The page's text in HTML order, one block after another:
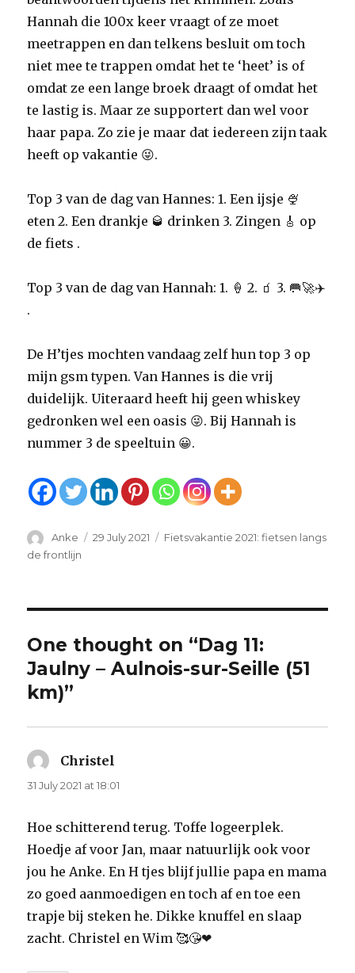
Hannah die 100x keer vraagt of ze moet
meetrappen en dan telkens besluit om toch
niet mee te trappen omdat het te ‘heet’ is of
omdat ze een lange broek draagt of omdat het
te lastig is. Maar ze supportert dan wel voor
haar papa. Zo zie je maar dat iedereen zijn taak
heeft op vakantie 😜.
Top 3 van de dag van Hannes: 1. Een ijsje 🍨
eten 2. Een drankje 🥃 drinken 3. Zingen 🎸 op
de fiets .
Top 3 van de dag van Hannah: 1. 🍦 2. 🧃 3. 🥅🚀✈️
.
De H’tjes mochten vandaag zelf hun top 3 op
mijn gsm typen. Van Hannes is die vrij
duidelijk. Uiteraard heeft hij geen whiskey
gedronken wel een oasis 😜. Bij Hannah is
nummer 3 de speeltuin 😀.
Author
Anke
Posted
29 July 2021 Categories
Fietsvakantie 2021: fietsen langs
de frontlijn
One thought on “Dag 11:
Jaulny – Aulnois-sur-Seille (51
km)”
Christel
31 July 2021 at 18:01
Hoe schitterend terug. Toffe logeerplek.
Hoedje af voor Jan, maar natuurlijk ook voor
jou he Anke. En H tjes blijf jullie papa en mama
zo goed aanmoedigen en toch af en toe een
trapje bij steken he. Dikke knuffel en slaap
zacht. Christel en Wim 🥰😘❤